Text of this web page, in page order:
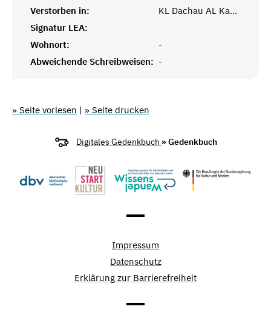
Verstorben in:
KL Dachau AL Kaufering
Signatur LEA:
Wohnort:
-
Abweichende Schreibweisen: -
» Seite vorlesen | » Seite drucken
Digitales Gedenkbuch » Gedenkbuch
Impressum
Datenschutz
Erklärung zur Barrierefreiheit